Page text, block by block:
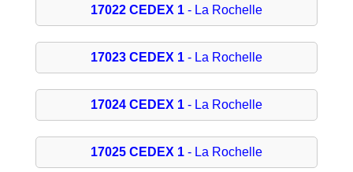
17022 CEDEX 1- La Rochelle
17023 CEDEX 1- La Rochelle
17024 CEDEX 1- La Rochelle
17025 CEDEX 1- La Rochelle